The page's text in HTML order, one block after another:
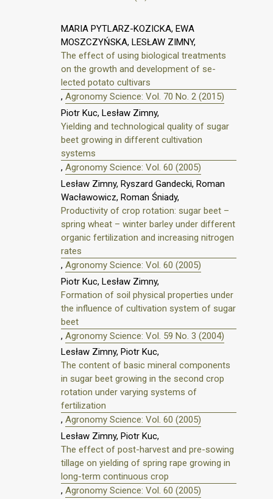
MARIA PYTLARZ-KOZICKA, EWA
MOSZCZYŃSKA, LESŁAW ZIMNY,
The effect of using biological treatments
on the growth and development of se-
lected potato cultivars
, Agronomy Science: Vol. 70 No. 2 (2015)
Piotr Kuc, Lesław Zimny,
Yielding and technological quality of sugar
beet growing in different cultivation
systems
, Agronomy Science: Vol. 60 (2005)
Lesław Zimny, Ryszard Gandecki, Roman
Wacławowicz, Roman Śniady,
Productivity of crop rotation: sugar beet –
spring wheat – winter barley under different
organic fertilization and increasing nitrogen
rates
, Agronomy Science: Vol. 60 (2005)
Piotr Kuc, Lesław Zimny,
Formation of soil physical properties under
the influence of cultivation system of sugar
beet
, Agronomy Science: Vol. 59 No. 3 (2004)
Lesław Zimny, Piotr Kuc,
The content of basic mineral components
in sugar beet growing in the second crop
rotation under varying systems of
fertilization
, Agronomy Science: Vol. 60 (2005)
Lesław Zimny, Piotr Kuc,
The effect of post-harvest and pre-sowing
tillage on yielding of spring rape growing in
long-term continuous crop
, Agronomy Science: Vol. 60 (2005)